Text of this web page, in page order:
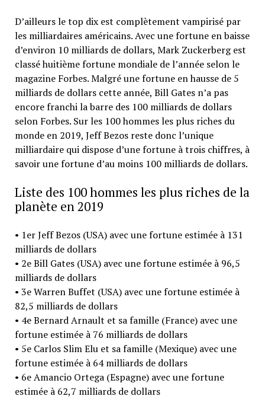
D’ailleurs le top dix est complètement vampirisé par
les milliardaires américains. Avec une fortune en baisse
d’environ 10 milliards de dollars, Mark Zuckerberg est
classé huitième fortune mondiale de l’année selon le
magazine Forbes. Malgré une fortune en hausse de 5
milliards de dollars cette année, Bill Gates n’a pas
encore franchi la barre des 100 milliards de dollars
selon Forbes. Sur les 100 hommes les plus riches du
monde en 2019, Jeff Bezos reste donc l’unique
milliardaire qui dispose d’une fortune à trois chiffres, à
savoir une fortune d’au moins 100 milliards de dollars.
Liste des 100 hommes les plus riches de la
planète en 2019
• 1er Jeff Bezos (USA) avec une fortune estimée à 131
milliards de dollars
• 2e Bill Gates (USA) avec une fortune estimée à 96,5
milliards de dollars
• 3e Warren Buffet (USA) avec une fortune estimée à
82,5 milliards de dollars
• 4e Bernard Arnault et sa famille (France) avec une
fortune estimée à 76 milliards de dollars
• 5e Carlos Slim Elu et sa famille (Mexique) avec une
fortune estimée à 64 milliards de dollars
• 6e Amancio Ortega (Espagne) avec une fortune
estimée à 62,7 milliards de dollars